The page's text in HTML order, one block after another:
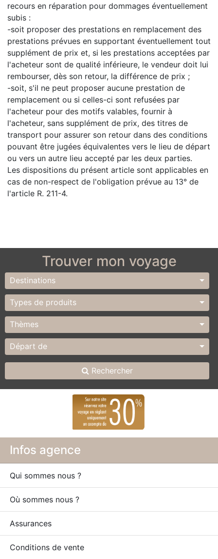
recours en réparation pour dommages éventuellement
subis :
-soit proposer des prestations en remplacement des
prestations prévues en supportant éventuellement tout
supplément de prix et, si les prestations acceptées par
l'acheteur sont de qualité inférieure, le vendeur doit lui
rembourser, dès son retour, la différence de prix ;
-soit, s'il ne peut proposer aucune prestation de
remplacement ou si celles-ci sont refusées par
l'acheteur pour des motifs valables, fournir à
l'acheteur, sans supplément de prix, des titres de
transport pour assurer son retour dans des conditions
pouvant être jugées équivalentes vers le lieu de départ
ou vers un autre lieu accepté par les deux parties.
Les dispositions du présent article sont applicables en
cas de non-respect de l'obligation prévue au 13° de
l'article R. 211-4.
Trouver mon voyage
Destinations
Types de produits
Thèmes
Départ de
Rechercher
Infos agence
Qui sommes nous ?
Où sommes nous ?
Assurances
Conditions de vente